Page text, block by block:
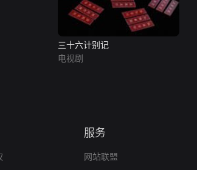
三十六计别记
电视剧
服务
网站联盟